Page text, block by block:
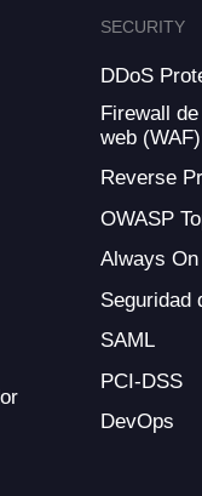
SECURITY
DDoS
Firewall
web (WAF)
Reverse
OWASP
Always On
Seguridad
SAML
PCI-DSS
DevOps